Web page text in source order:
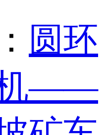
圆环
机——